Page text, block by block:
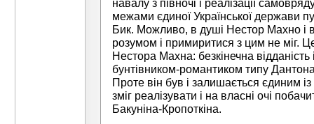
навалу з півночі і реалізації
межами єдиної Української держави
Бик. Можливо, в душі Нестор Махно і
розумом і примиритися з цим не міг.
Нестора Махна: безкінечна відданість
бунтівником-романтиком типу
Проте він був і залишається єдиним
зміг реалізувати і на власні очі
Бакуніна-Кропоткіна.